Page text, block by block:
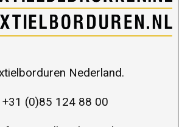
Nederland.
+31 (0)85 124 88 00